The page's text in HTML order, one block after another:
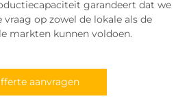
garandeert dat we
vraag op zowel de lokale als de
markten kunnen voldoen.
aanvragen